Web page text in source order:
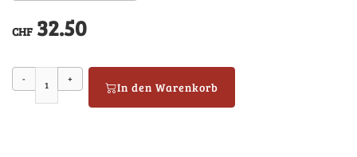
CHF 32.50
- +
In den Warenkorb